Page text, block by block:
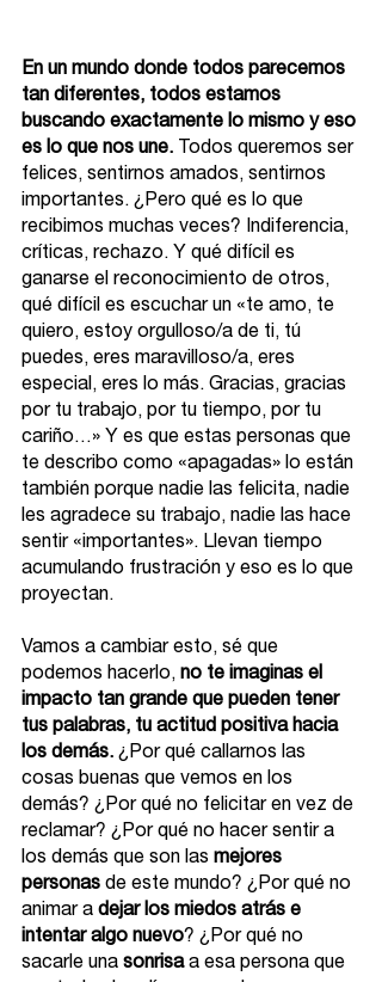
En un mundo donde todos parecemos
tan diferentes, todos estamos
buscando exactamente lo mismo y eso
es lo que nos une. Todos queremos ser
felices, sentirnos amados, sentirnos
importantes. ¿Pero qué es lo que
recibimos muchas veces? Indiferencia,
críticas, rechazo. Y qué difícil es
ganarse el reconocimiento de otros,
qué difícil es escuchar un «te amo, te
quiero, estoy orgulloso/a de ti, tú
puedes, eres maravilloso/a, eres
especial, eres lo más. Gracias, gracias
por tu trabajo, por tu tiempo, por tu
cariño…» Y es que estas personas que
te describo como «apagadas» lo están
también porque nadie las felicita, nadie
les agradece su trabajo, nadie las hace
sentir «importantes». Llevan tiempo
acumulando frustración y eso es lo que
proyectan.
Vamos a cambiar esto, sé que
podemos hacerlo, no te imaginas el
impacto tan grande que pueden tener
tus palabras, tu actitud positiva hacia
los demás. ¿Por qué callarnos las
cosas buenas que vemos en los
demás? ¿Por qué no felicitar en vez de
reclamar? ¿Por qué no hacer sentir a
los demás que son las mejores
personas de este mundo? ¿Por qué no
animar a dejar los miedos atrás e
intentar algo nuevo? ¿Por qué no
sacarle una sonrisa a esa persona que